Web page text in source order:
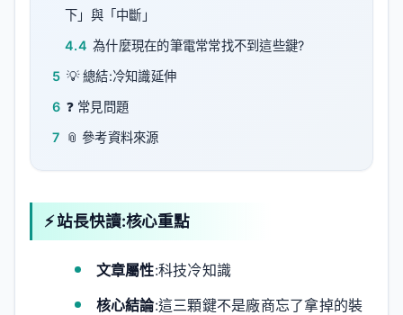
下」與「中斷」
4.4 為什麼現在的筆電常常找不到這些鍵?
5 💡 總結:冷知識延伸
6 ❓ 常見問題
7 📎 參考資料來源
⚡ 站長快讀:核心重點
文章屬性:科技冷知識
核心結論:這三顆鍵不是廠商忘了拿掉的裝